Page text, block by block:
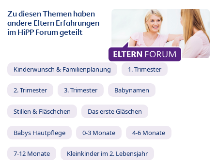
Zu diesen Themen haben
andere Eltern Erfahrungen
im HiPP Forum geteilt
Kinderwunsch & Familienplanung 1. Trimester
2. Trimester 3. Trimester Babynamen
Stillen & Fläschchen Das erste Gläschen
Babys Hautpflege 0-3 Monate 4-6 Monate
7-12 Monate Kleinkinder im 2. Lebensjahr